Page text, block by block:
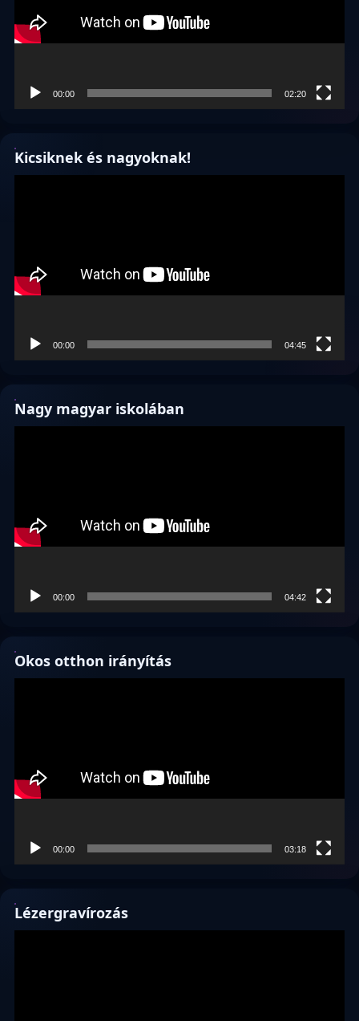
00:00 02:20
Kicsiknek és nagyoknak!
00:00 04:45
Nagy magyar iskolában
00:00 04:42
Okos otthon irányítás
00:00 03:18
Lézergravírozás